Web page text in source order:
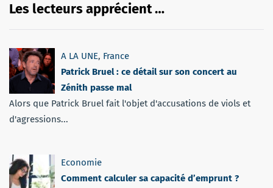
Les lecteurs apprécient …
A LA UNE, France
Patrick Bruel : ce détail sur son concert au
Zénith passe mal
Alors que Patrick Bruel fait l'objet d'accusations de viols et
d'agressions...
Economie
Comment calculer sa capacité d’emprunt ?